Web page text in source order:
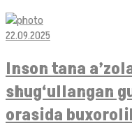
22.09.2025
Inson tana
shug‘ullangan
orasida